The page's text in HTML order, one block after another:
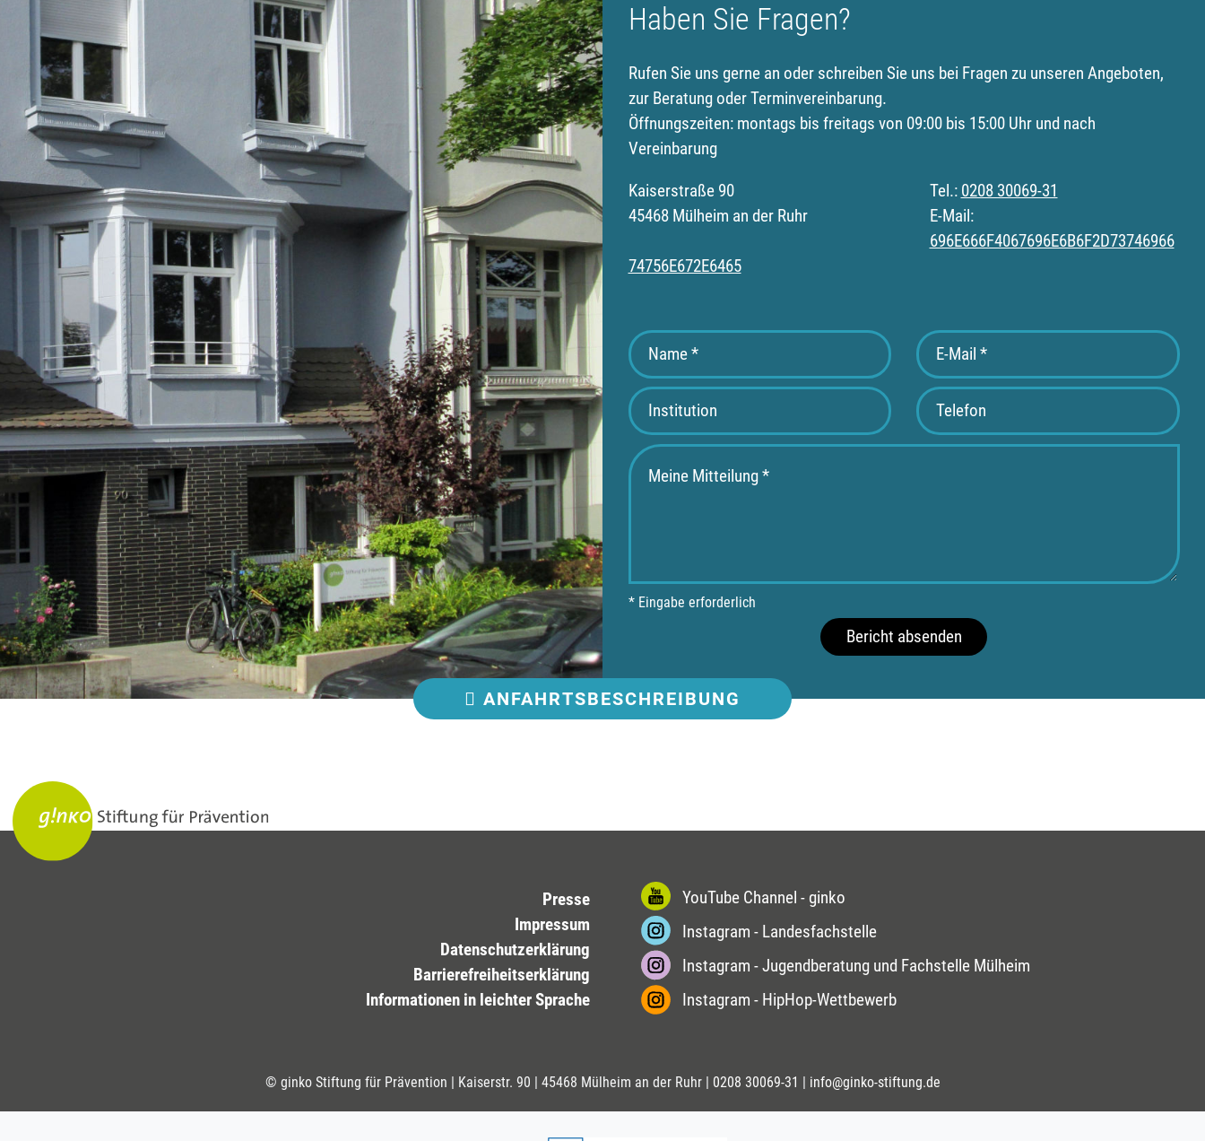
Haben Sie Fragen?
Rufen Sie uns gerne an oder schreiben Sie uns bei Fragen zu unseren Angeboten,
zur Beratung oder Terminvereinbarung.
Öffnungszeiten: montags bis freitags von 09:00 bis 15:00 Uhr und nach
Vereinbarung
Kaiserstraße 90
45468 Mülheim an der Ruhr
Tel.: 0208 30069-31
E-Mail:
696E666F4067696E6B6F2D73746966
74756E672E6465
* Eingabe erforderlich
Bericht absenden
ANFAHRTSBESCHREIBUNG
Presse
Impressum
Datenschutzerklärung
Barrierefreiheitserklärung
Informationen in leichter Sprache
YouTube Channel - ginko
Instagram - Landesfachstelle
Instagram - Jugendberatung und Fachstelle Mülheim
Instagram - HipHop-Wettbewerb
© ginko Stiftung für Prävention | Kaiserstr. 90 | 45468 Mülheim an der Ruhr | 0208 30069-31 info@ginko-stiftung.de